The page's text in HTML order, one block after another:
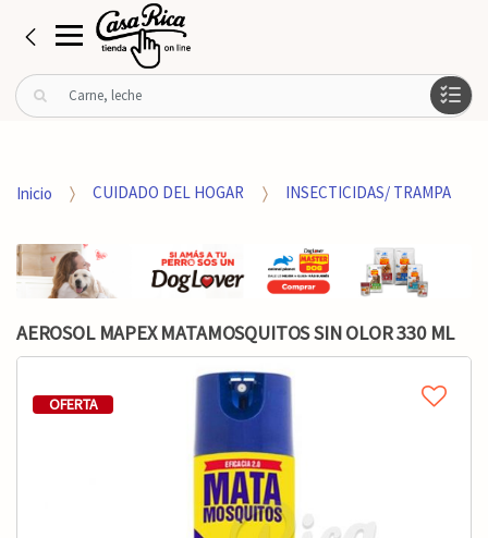
B
u
r
o
r
Inicio CUIDADO DEL HOGAR INSECTICIDAS/ TRAMPA
AEROSOL MAPEX MATAMOSQUITOS SIN OLOR 330 ML
OFERTA